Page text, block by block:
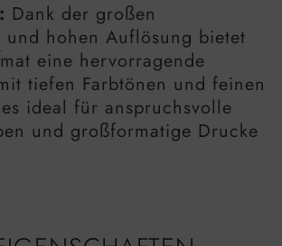
Dank der großen
und hohen Auflösung bietet
eine hervorragende
tiefen Farbtönen und feinen
ideal für anspruchsvolle
und großformatige Drucke